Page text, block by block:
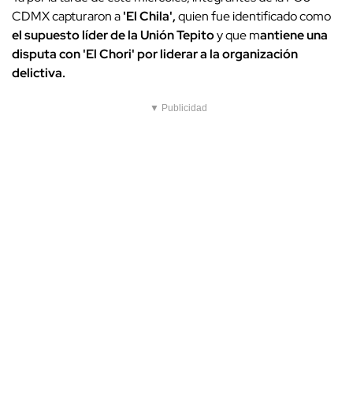
CDMX capturaron a'El Chila',quien fue identificado como
el supuesto líder de la Unión Tepitoy que mantiene una
disputa con 'El Chori' por liderar a la organización
delictiva.
▼ Publicidad